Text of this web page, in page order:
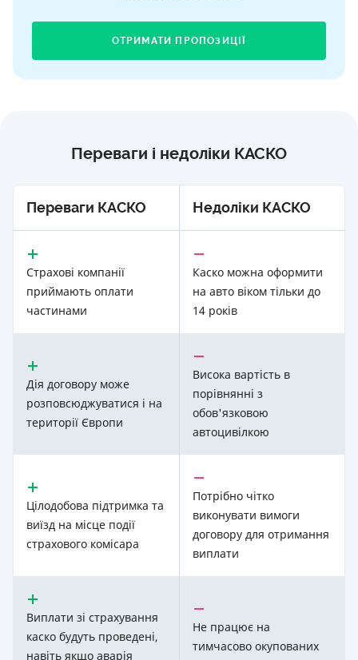
ОТРИМАТИ ПРОПОЗИЦІЇ
Переваги і недоліки КАСКО
Переваги КАСКО Недоліки КАСКО
Страхові компанії
приймають оплати
частинами
Каско можна оформити
на авто віком тільки до
14 років
Дія договору може
розповсюджуватися і на
території Європи
Висока вартість в
порівнянні з
обов'язковою
автоцивілкою
Цілодобова підтримка та
виїзд на місце події
страхового комісара
Потрібно чітко
виконувати вимоги
договору для отримання
виплати
Виплати зі страхування
каско будуть проведені,
навіть якщо аварія
Не працює на
тимчасово окупованих